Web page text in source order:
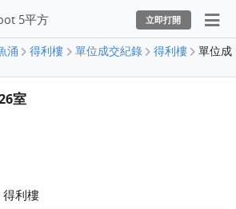
5平方 立即打開
涌 得利樓 單位成交紀錄 得利樓
單位成
室
得利樓